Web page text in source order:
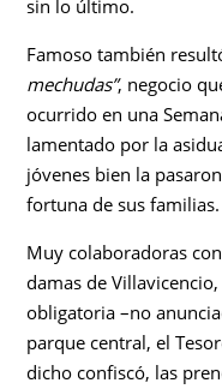
sin lo último.
Famoso también
mechudas”, negocio
ocurrido en una
lamentado por la
jóvenes bien la
fortuna de sus
Muy colaboradoras
damas de
obligatoria –no
parque central, el
dicho confiscó, las